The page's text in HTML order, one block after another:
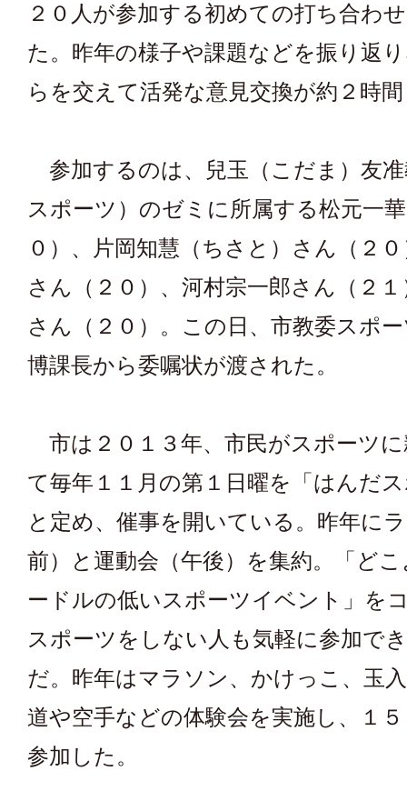
２０人が参加する初めての打ち合わ
た。昨年の様子や課題などを振り返
らを交えて活発な意見交換が約２時
参加するのは、兒玉（こだま）友
スポーツ）のゼミに所属する松元一
０）、片岡知慧（ちさと）さん（２
さん（２０）、河村宗一郎さん（２
さん（２０）。この日、市教委スポ
博課長から委嘱状が渡された。
市は２０１３年、市民がスポーツ
て毎年１１月の第１日曜を「はんだ
と定め、催事を開いている。昨年に
前）と運動会（午後）を集約。「ど
ードルの低いスポーツイベント」を
スポーツをしない人も気軽に参加で
だ。昨年はマラソン、かけっこ、玉
道や空手などの体験会を実施し、１
参加した。